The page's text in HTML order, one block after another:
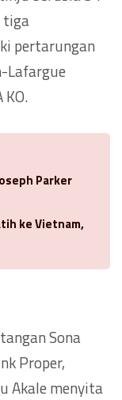
tiga
pertarungan
Lafargue
Parker
ke Vietnam,
Sona
Proper,
Akale menyita